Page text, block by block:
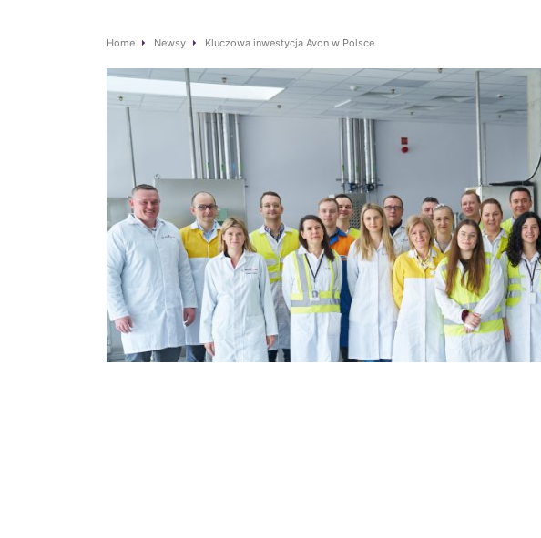
Home Newsy Kluczowa inwestycja Avon w Polsce